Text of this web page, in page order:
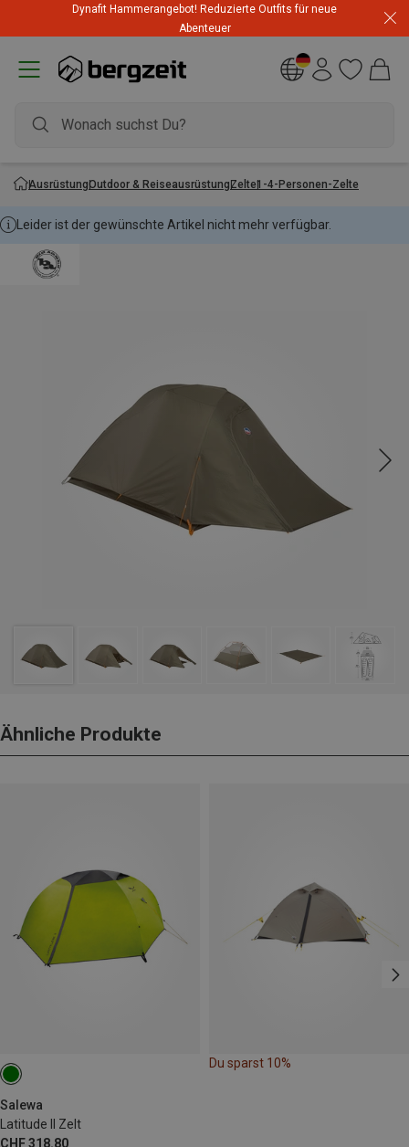
Dynafit Hammerangebot! Reduzierte Outfits für neue
Abenteuer
AusrüstungOutdoor & ReiseausrüstungZelte1-4-Personen-Zelte
Leider ist der gewünschte Artikel nicht mehr verfügbar.
Ähnliche Produkte
Salewa
Latitude II Zelt
CHF 318.80
Du sparst 10%